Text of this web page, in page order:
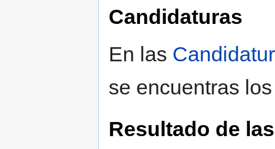
Candidaturas
En las
se encuentras
Resultado de